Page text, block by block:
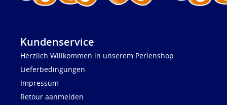
Kundenservice
Herzlich Willkommen in unserem Perlenshop
Lieferbedingungen
Impressum
Retour aanmelden